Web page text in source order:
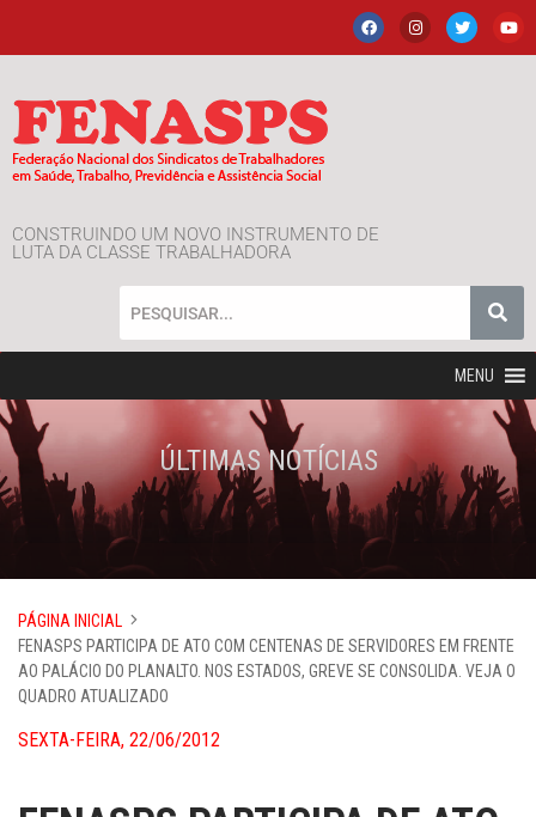
CONSTRUINDO UM NOVO INSTRUMENTO DE
LUTA DA CLASSE TRABALHADORA
MENU
ÚLTIMAS NOTÍCIAS
PÁGINA INICIAL
FENASPS PARTICIPA DE ATO COM CENTENAS DE SERVIDORES EM FRENTE
AO PALÁCIO DO PLANALTO. NOS ESTADOS, GREVE SE CONSOLIDA. VEJA O
QUADRO ATUALIZADO
SEXTA-FEIRA, 22/06/2012